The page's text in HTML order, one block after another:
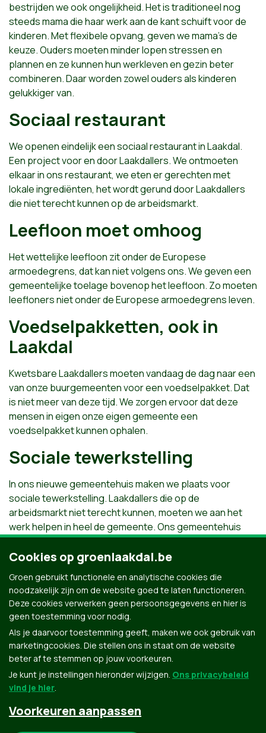
bestrijden we ook ongelijkheid. Het is traditioneel nog
steeds mama die haar werk aan de kant schuift voor de
kinderen. Met flexibele opvang, geven we mama's de
keuze. Ouders moeten minder lopen stressen en
plannen en ze kunnen hun werkleven en gezin beter
combineren. Daar worden zowel ouders als kinderen
gelukkiger van.
Sociaal restaurant
We openen eindelijk een sociaal restaurant in Laakdal.
Een project voor en door Laakdallers. We ontmoeten
elkaar in ons restaurant, we eten er gerechten met
lokale ingrediënten, het wordt gerund door Laakdallers
die niet terecht kunnen op de arbeidsmarkt.
Leefloon moet omhoog
Het wettelijke leefloon zit onder de Europese
armoedegrens, dat kan niet volgens ons. We geven een
gemeentelijke toelage bovenop het leefloon. Zo moeten
leefloners niet onder de Europese armoedegrens leven.
Voedselpakketten, ook in
Laakdal
Kwetsbare Laakdallers moeten vandaag de dag naar een
van onze buurgemeenten voor een voedselpakket. Dat
is niet meer van deze tijd. We zorgen ervoor dat deze
mensen in eigen onze eigen gemeente een
voedselpakket kunnen ophalen.
Sociale tewerkstelling
In ons nieuwe gemeentehuis maken we plaats voor
sociale tewerkstelling. Laakdallers die op de
arbeidsmarkt niet terecht kunnen, moeten we aan het
werk helpen in heel de gemeente. Ons gemeentehuis
geeft het goede voorbeeld.
Groen.be
Cookies op groenlaakdal.be
Groen gebruikt functionele en analytische cookies die
noodzakelijk zijn om de website goed te laten functioneren.
Deze cookies verwerken geen persoonsgegevens en hier is
geen toestemming voor nodig.
Als je daarvoor toestemming geeft, maken we ook gebruik van
marketingcookies. Die stellen ons in staat om de website
beter af te stemmen op jouw voorkeuren.
Je kunt je instellingen hieronder wijzigen. Ons privacybeleid
vind je hier.
Voorkeuren aanpassen